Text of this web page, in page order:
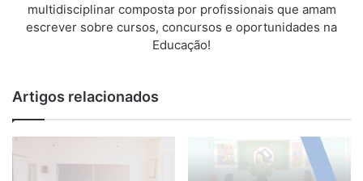
multidisciplinar composta por profissionais que amam
escrever sobre cursos, concursos e oportunidades na
Educação!
Artigos relacionados